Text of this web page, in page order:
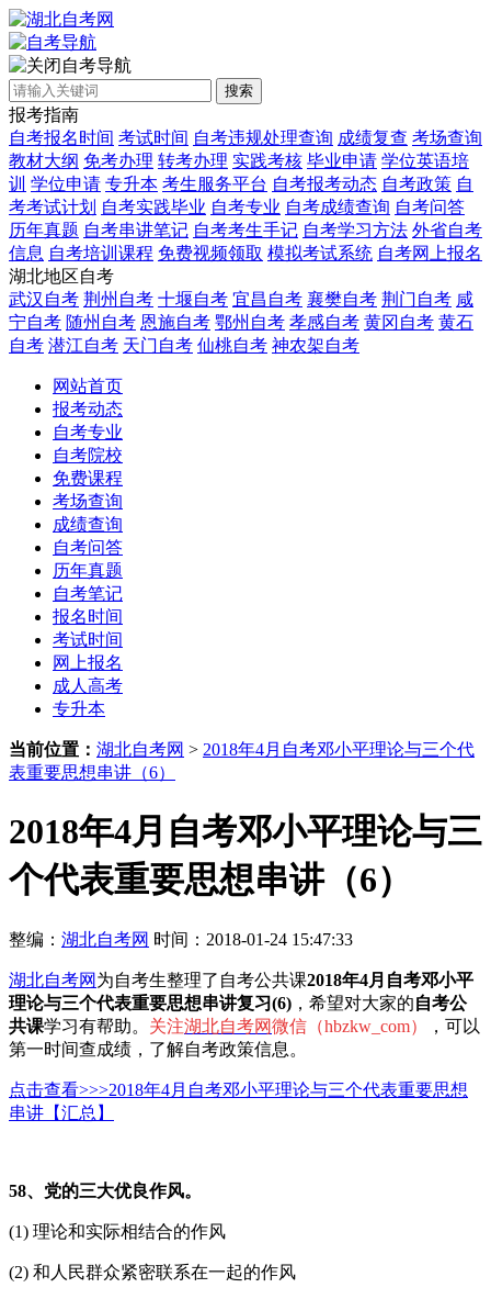
自考导航
搜索
报考指南
自考报名时间 考试时间 自考违规处理查询 成绩复查 考场查询
教材大纲 免考办理 转考办理 实践考核 毕业申请 学位英语培
训 学位申请 专升本 考生服务平台 自考报考动态 自考政策 自
考考试计划 自考实践毕业 自考专业 自考成绩查询 自考问答
历年真题 自考串讲笔记 自考考生手记 自考学习方法 外省自考
信息 自考培训课程 免费视频领取 模拟考试系统 自考网上报名
湖北地区自考
武汉自考 荆州自考 十堰自考 宜昌自考 襄樊自考 荆门自考 咸
宁自考 随州自考 恩施自考 鄂州自考 孝感自考 黄冈自考 黄石
自考 潜江自考 天门自考 仙桃自考 神农架自考
网站首页
报考动态
自考专业
自考院校
免费课程
考场查询
成绩查询
自考问答
历年真题
自考笔记
报名时间
考试时间
网上报名
成人高考
专升本
当前位置： 湖北自考网 > 2018年4月自考邓小平理论与三个代
表重要思想串讲（6）
2018年4月自考邓小平理论与三
个代表重要思想串讲（6）
整编： 湖北自考网 时间：2018-01-24 15:47:33
湖北自考网 为自考生整理了自考公共课2018年4月自考邓小平
理论与三个代表重要思想串讲复习(6) ，希望对大家的自考公
共课学习有帮助。 关注湖北自考网微信（hbzkw_com）
，可以
第一时间查成绩，了解自考政策信息。
点击查看>>>2018年4月自考邓小平理论与三个代表重要思想
串讲【汇总】
58、党的三大优良作风。
(1) 理论和实际相结合的作风
(2) 和人民群众紧密联系在一起的作风